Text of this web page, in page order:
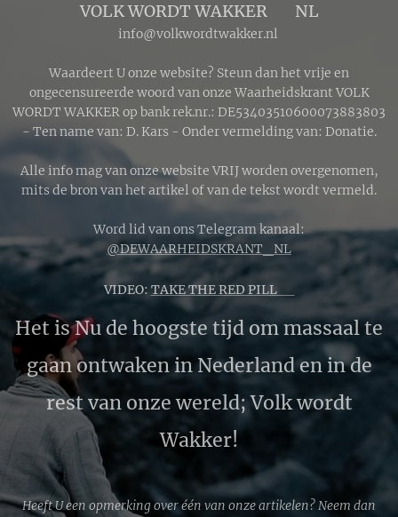
VOLK WORDT WAKKER 🔴 NL
info@volkwordtwakker.nl
Waardeert U onze website? Steun dan het vrije en
ongecensureerde woord van onze Waarheidskrant VOLK
WORDT WAKKER op bank rek.nr.: DE53403510600073883803
- Ten name van: D. Kars - Onder vermelding van: Donatie.
Alle info mag van onze website VRIJ worden overgenomen,
mits de bron van het artikel of van de tekst wordt vermeld.
Word lid van ons Telegram kanaal:
@DEWAARHEIDSKRANT_NL
VIDEO: TAKE THE RED PILL 🔴
Het is Nu de hoogste tijd om massaal te
gaan ontwaken in Nederland en in de
rest van onze wereld; Volk wordt
Wakker!
Heeft U een opmerking over één van onze artikelen? Neem dan